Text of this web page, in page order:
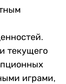
текущего
играми,